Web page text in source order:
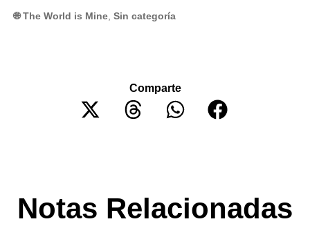
🌐 The World is Mine, Sin categoría
Comparte
Notas Relacionadas